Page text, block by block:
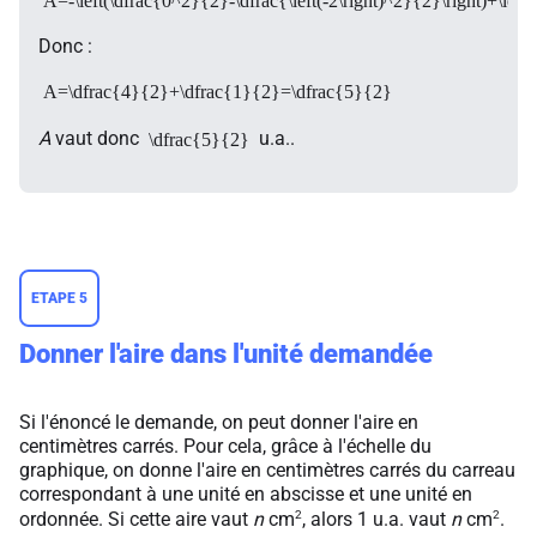
Donc :
A=\dfrac{4}{2}+\dfrac{1}{2}=\dfrac{5}{2}
Avaut donc \dfrac{5}{2} u.a..
ETAPE 5
Donner l'aire dans l'unité demandée
Si l'énoncé le demande, on peut donner l'aire en
centimètres carrés. Pour cela, grâce à l'échelle du
graphique, on donne l'aire en centimètres carrés du carreau
correspondant à une unité en abscisse et une unité en
ordonnée. Si cette aire vaut ncm2, alors 1 u.a. vaut ncm2.